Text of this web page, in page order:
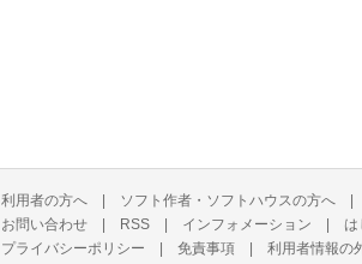
利用者の方へ | ソフト作者・ソフトハウスの方へ |
お問い合わせ | RSS | インフォメーション |
プライバシーポリシー | 免責事項 | 利用者情報の